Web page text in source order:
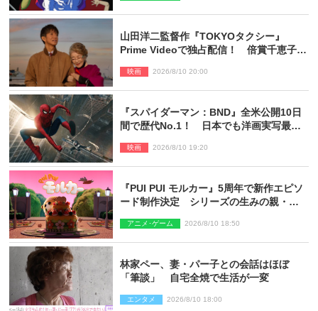
山田洋二監督作『TOKYOタクシー』
Prime Videoで独占配信！ 倍賞千恵子×
映画 2026/8/10 20:00
『スパイダーマン：BND』全米公開10日
間で歴代No.1！ 日本でも洋画実写最速
映画 2026/8/10 19:20
『PUI PUI モルカー』5周年で新作エピソ
ード制作決定 シリーズの生みの親・見
アニメ･ゲーム 2026/8/10 18:50
林家ペー、妻・パー子との会話はほぼ
「筆談」 自宅全焼で生活が一変
エンタメ 2026/8/10 18:00